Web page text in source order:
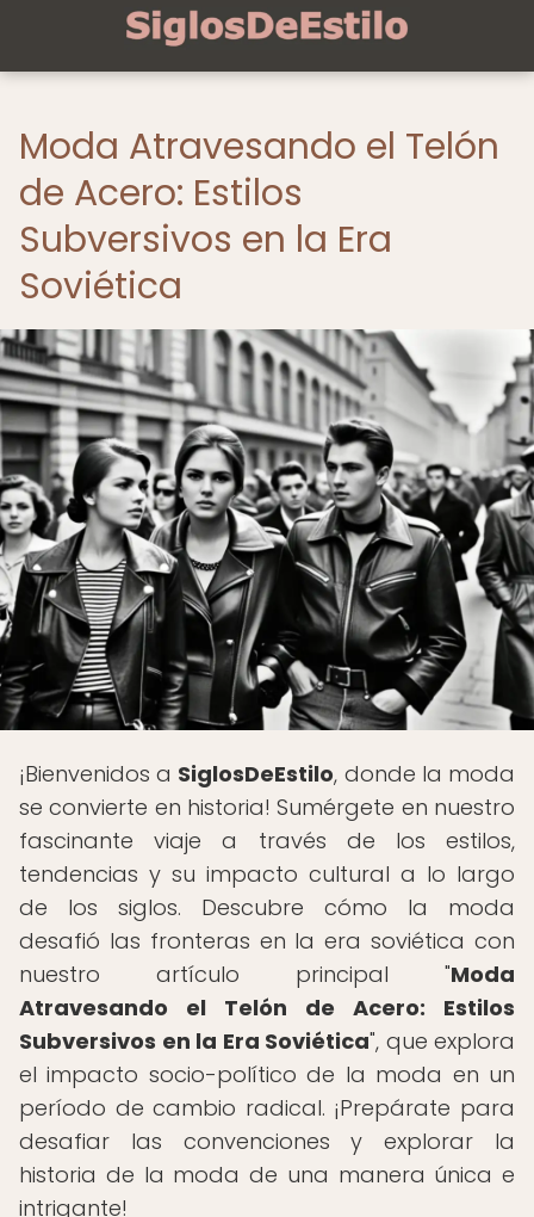
Moda Atravesando el Telón
de Acero: Estilos
Subversivos en la Era
Soviética
¡Bienvenidos a SiglosDeEstilo, donde la moda
se convierte en historia! Sumérgete en nuestro
fascinante viaje a través de los estilos,
tendencias y su impacto cultural a lo largo
de los siglos. Descubre cómo la moda
desafió las fronteras en la era soviética con
nuestro artículo principal "Moda
Atravesando el Telón de Acero: Estilos
Subversivos en la Era Soviética", que explora
el impacto socio-político de la moda en un
período de cambio radical. ¡Prepárate para
desafiar las convenciones y explorar la
historia de la moda de una manera única e
intrigante!